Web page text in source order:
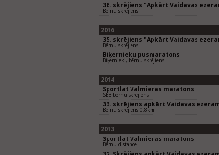
36. skrējiens "Apkārt Vaidavas
Bērnu skrējiens
2016
35. skrējiens "Apkārt Vaidavas
Bērnu skrējiens
Biķernieku pusmaratons
Biķernieki, bērnu skrējiens
2014
Sportlat Valmieras maratons
SEB bērnu skrējiens
33. skrējiens apkārt Vaidavas
Bērnu skrējiens 0,8km
2013
Sportlat Valmieras maratons
Bērnu distance